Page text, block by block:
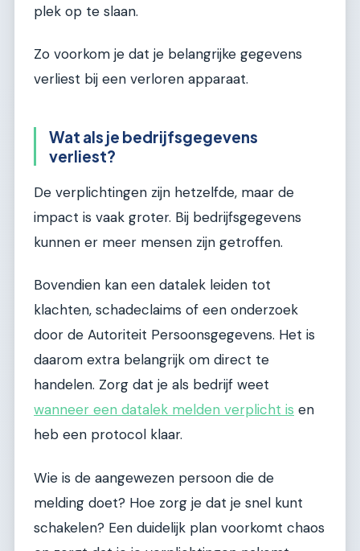
plek op te slaan.
Zo voorkom je dat je belangrijke gegevens
verliest bij een verloren apparaat.
Wat als je bedrijfsgegevens
verliest?
De verplichtingen zijn hetzelfde, maar de
impact is vaak groter. Bij bedrijfsgegevens
kunnen er meer mensen zijn getroffen.
Bovendien kan een datalek leiden tot
klachten, schadeclaims of een onderzoek
door de Autoriteit Persoonsgegevens. Het is
daarom extra belangrijk om direct te
handelen. Zorg dat je als bedrijf weet
wanneer een datalek melden verplicht is en
heb een protocol klaar.
Wie is de aangewezen persoon die de
melding doet? Hoe zorg je dat je snel kunt
schakelen? Een duidelijk plan voorkomt chaos